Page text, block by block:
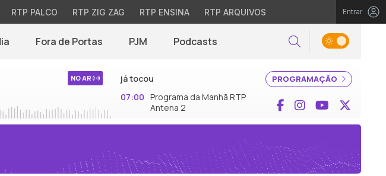
RTP PALCO RTP ZIG ZAG RTP ENSINA RTP ARQUIVOS Entrar
Fora de Portas PJM Podcasts Pesquisar
NO AR PROGRAMAÇÃO
já tocou
07:00 Programa da Manhã RTP
Antena 2
Facebook
InstagramYouTube